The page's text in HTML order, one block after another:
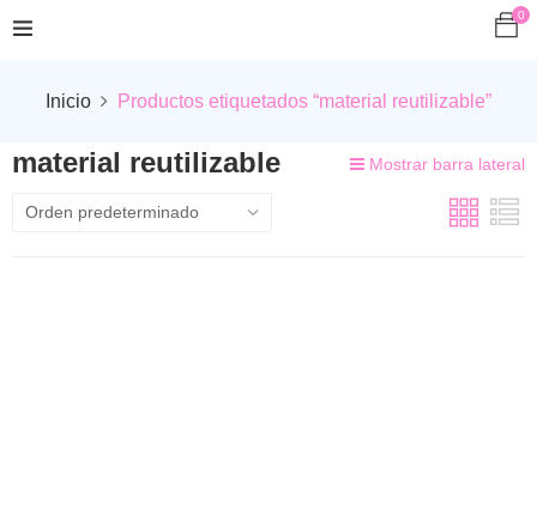
0
Inicio Productos etiquetados “material reutilizable”
material reutilizable Mostrar barra lateral